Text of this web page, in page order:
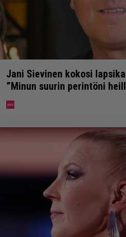
Jani Sievinen kokosi
”Minun suurin perintöni